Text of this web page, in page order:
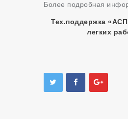
Более подробная
Тех.поддержка
легких